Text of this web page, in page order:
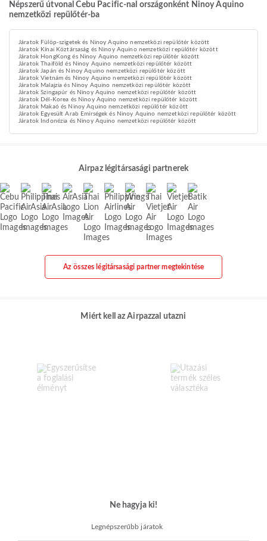
Népszerű útvonal Cebu Pacific-nal országonként Ninoy Aquino
nemzetközi repülőtér-ba
Járatok Fülöp-szigetek és Ninoy Aquino nemzetközi repülőtér között
Járatok Kínai Köztársaság és Ninoy Aquino nemzetközi repülőtér között
Járatok HongKong és Ninoy Aquino nemzetközi repülőtér között
Járatok Thaiföld és Ninoy Aquino nemzetközi repülőtér között
Járatok Japán és Ninoy Aquino nemzetközi repülőtér között
Járatok Vietnám és Ninoy Aquino nemzetközi repülőtér között
Járatok Malajzia és Ninoy Aquino nemzetközi repülőtér között
Járatok Szingapúr és Ninoy Aquino nemzetközi repülőtér között
Járatok Dél-Korea és Ninoy Aquino nemzetközi repülőtér között
Járatok Makaó és Ninoy Aquino nemzetközi repülőtér között
Járatok Egyesült Arab Emírségek és Ninoy Aquino nemzetközi repülőtér között
Járatok Indonézia és Ninoy Aquino nemzetközi repülőtér között
Airpaz légitársasági partnerek
Az összes légitársasági partner megtekintése
Miért kell az Airpazzal utazni
Ne hagyja ki!
Legnépszerűbb járatok